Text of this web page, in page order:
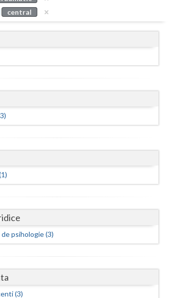
Buzau
Cluj
Covasna
Dambovita
Dolj
Galati
Gorj
Harghita
Ialomita
central
psihologie (3)
(3)